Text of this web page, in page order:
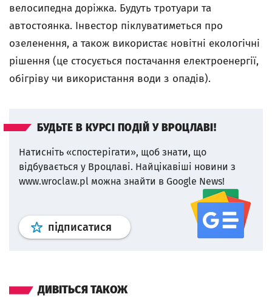
велосипедна доріжка. Будуть тротуари та
автостоянка. Інвестор піклуватиметься про
озеленення, а також використає новітні екологічні
рішення (це стосується постачання електроенергії,
обігріву чи використання води з опадів).
БУДЬТЕ В КУРСІ ПОДІЙ У ВРОЦЛАВІ!
Натисніть «спостерігати», щоб знати, що
відбувається у Вроцлаві. Найцікавіші новини з
www.wroclaw.pl можна знайти в Google News!
підписатися Профіль google news
ДИВІТЬСЯ ТАКОЖ